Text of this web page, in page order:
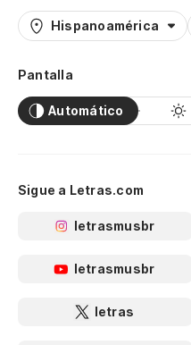
Hispanoamérica
Pantalla
Automático
Sigue a Letras.com
letrasmusbr
letrasmusbr
letras